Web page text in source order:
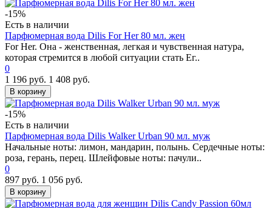
-15%
Есть в наличии
Парфюмерная вода Dilis For Her 80 мл. жен
For Her. Она - женственная, легкая и чувственная натура,
которая стремится в любой ситуации стать Ег..
0
1 196 руб. 1 408 руб.
В корзину
-15%
Есть в наличии
Парфюмерная вода Dilis Walker Urban 90 мл. муж
Начальные ноты: лимон, мандарин, полынь. Сердечные ноты:
роза, герань, перец. Шлейфовые ноты: пачули..
0
897 руб. 1 056 руб.
В корзину